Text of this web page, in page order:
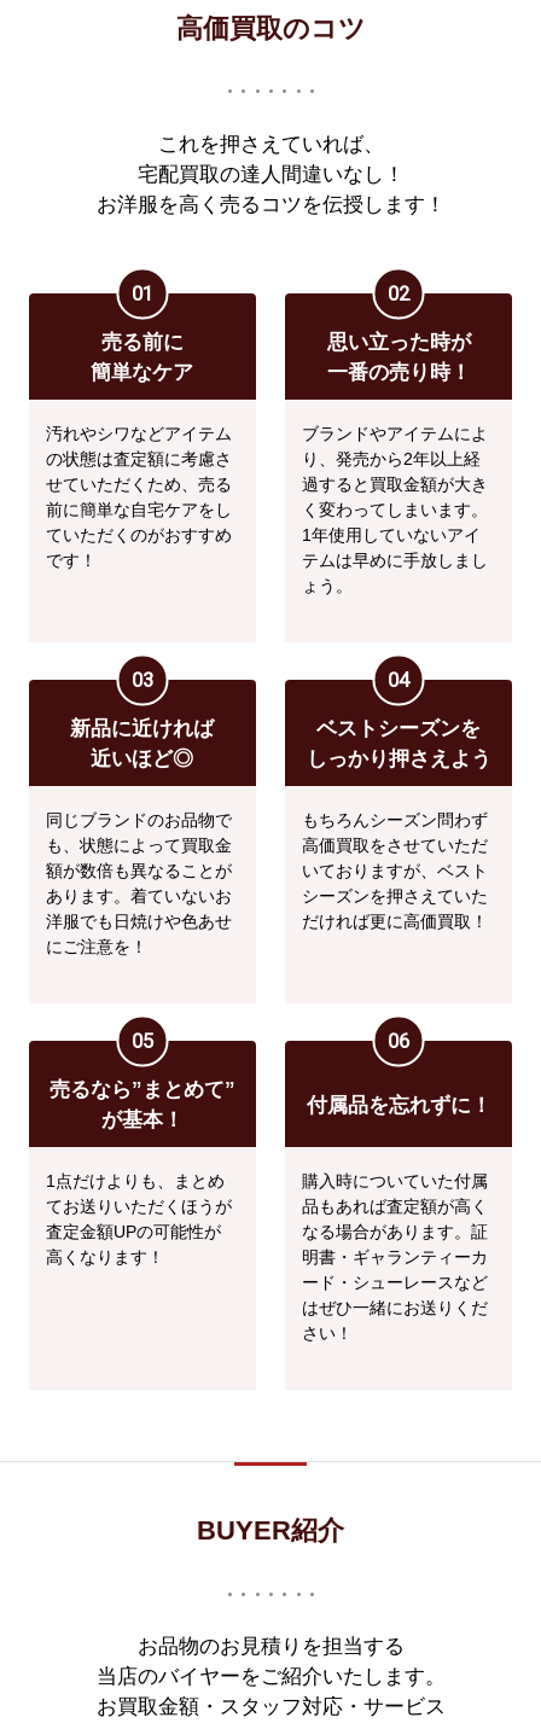
高価買取のコツ
これを押さえていれば、
宅配買取の達人間違いなし！
お洋服を高く売るコツを伝授します！
01
売る前に
簡単なケア
汚れやシワなどアイテム
の状態は査定額に考慮さ
せていただくため、売る
前に簡単な自宅ケアをし
ていただくのがおすすめ
です！
02
思い立った時が
一番の売り時！
ブランドやアイテムによ
り、発売から2年以上経
過すると買取金額が大き
く変わってしまいます。
1年使用していないアイ
テムは早めに手放しまし
ょう。
03
新品に近ければ
近いほど◎
同じブランドのお品物で
も、状態によって買取金
額が数倍も異なることが
あります。着ていないお
洋服でも日焼けや色あせ
にご注意を！
04
ベストシーズンを
しっかり押さえよう
もちろんシーズン問わず
高価買取をさせていただ
いておりますが、ベスト
シーズンを押さえていた
だければ更に高価買取！
05
売るなら”まとめて”
が基本！
1点だけよりも、まとめ
てお送りいただくほうが
査定金額UPの可能性が
高くなります！
06
付属品を忘れずに！
購入時についていた付属
品もあれば査定額が高く
なる場合があります。証
明書・ギャランティーカ
ード・シューレースなど
はぜひ一緒にお送りくだ
さい！
BUYER紹介
お品物のお見積りを担当する
当店のバイヤーをご紹介いたします。
お買取金額・スタッフ対応・サービス